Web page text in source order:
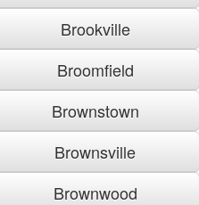
Brookville
Broomfield
Brownstown
Brownsville
Brownwood